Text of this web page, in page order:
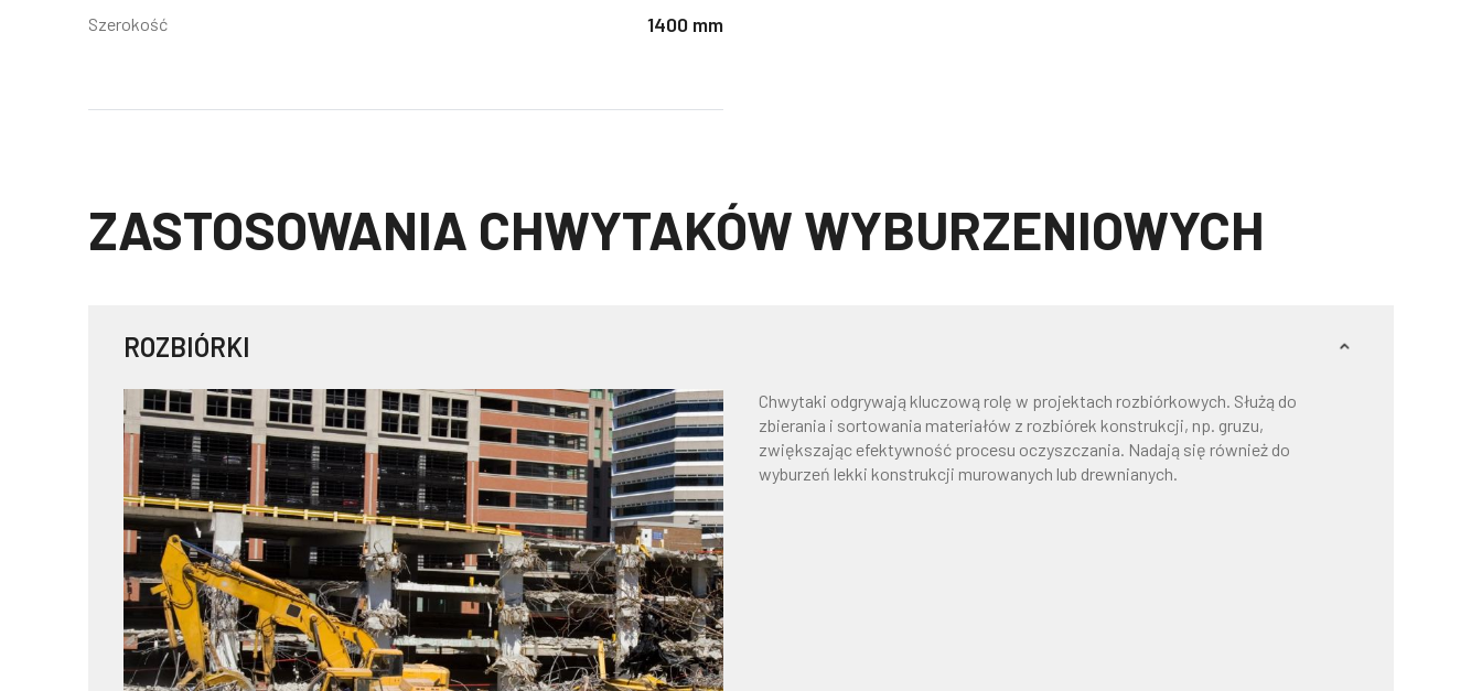
Szerokość 1400 mm
ZASTOSOWANIA CHWYTAKÓW WYBURZENIOWYCH
ROZBIÓRKI
Chwytaki odgrywają kluczową rolę w projektach rozbiórkowych. Służą do
zbierania i sortowania materiałów z rozbiórek konstrukcji, np. gruzu,
zwiększając efektywność procesu oczyszczania. Nadają się również do
wyburzeń lekki konstrukcji murowanych lub drewnianych.